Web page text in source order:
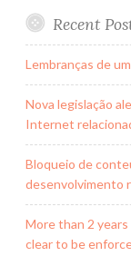
Recent
Lembranças de
Nova legislação
Internet
Bloqueio de
desenvolvimento
More than 2
clear to be